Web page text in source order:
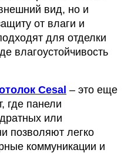
вид, но и
от влаги и
для отделки
влагоустойчивость
Cesal – это еще
где панели
или
позволяют легко
коммуникации и